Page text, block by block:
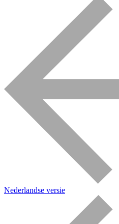
Nederlandse versie